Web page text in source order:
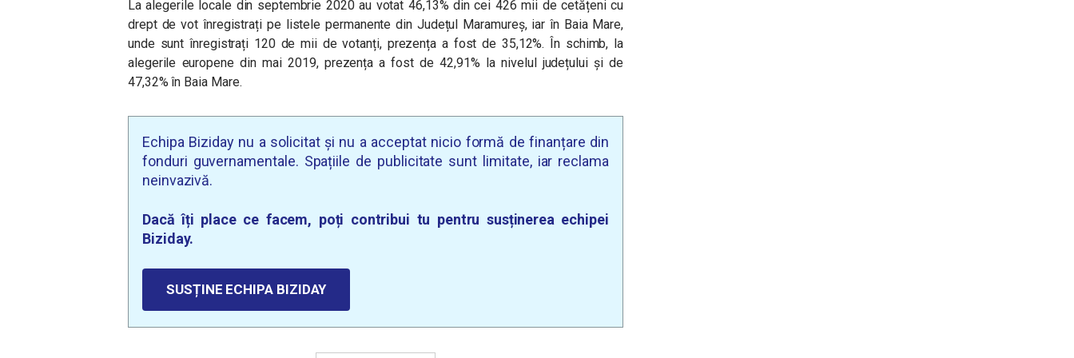
La alegerile locale din septembrie 2020 au votat 46,13% din cei 426 mii de cetățeni cu
drept de vot înregistrați pe listele permanente din Județul Maramureș, iar în Baia Mare,
unde sunt înregistrați 120 de mii de votanți, prezența a fost de 35,12%. În schimb, la
alegerile europene din mai 2019, prezența a fost de 42,91% la nivelul județului și de
47,32% în Baia Mare.
Echipa Biziday nu a solicitat și nu a acceptat nicio formă de finanțare din
fonduri guvernamentale. Spațiile de publicitate sunt limitate, iar reclama
neinvazivă.
Dacă îți place ce facem, poți contribui tu pentru susținerea echipei
Biziday.
SUSȚINE ECHIPA BIZIDAY